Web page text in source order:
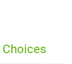
Choices